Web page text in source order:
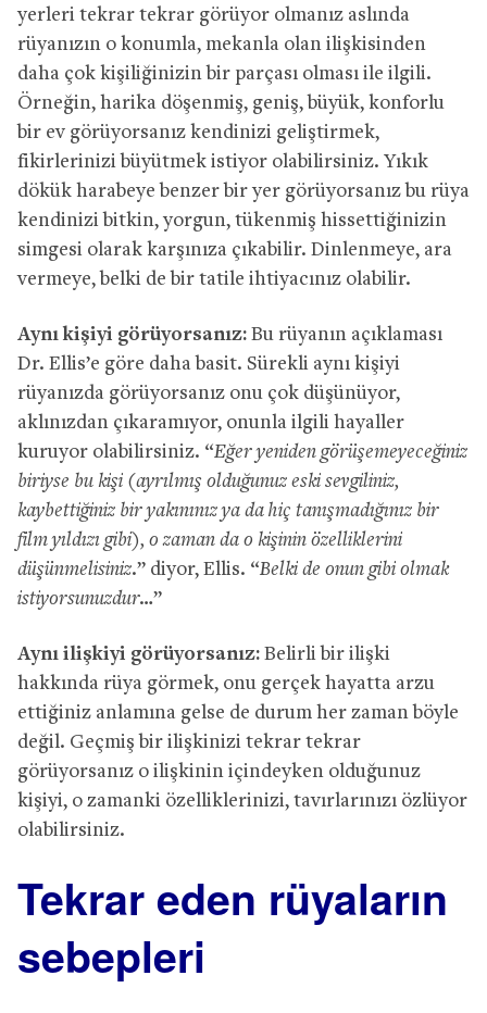
yerleri tekrar tekrar görüyor olmanız aslında
rüyanızın o konumla, mekanla olan ilişkisinden
daha çok kişiliğinizin bir parçası olması ile ilgili.
Örneğin, harika döşenmiş, geniş, büyük, konforlu
bir ev görüyorsanız kendinizi geliştirmek,
fikirlerinizi büyütmek istiyor olabilirsiniz. Yıkık
dökük harabeye benzer bir yer görüyorsanız bu rüya
kendinizi bitkin, yorgun, tükenmiş hissettiğinizin
simgesi olarak karşınıza çıkabilir. Dinlenmeye, ara
vermeye, belki de bir tatile ihtiyacınız olabilir.
Aynı kişiyi görüyorsanız: Bu rüyanın açıklaması
Dr. Ellis’e göre daha basit. Sürekli aynı kişiyi
rüyanızda görüyorsanız onu çok düşünüyor,
aklınızdan çıkaramıyor, onunla ilgili hayaller
kuruyor olabilirsiniz. “Eğer yeniden görüşemeyeceğiniz
biriyse bu kişi (ayrılmış olduğunuz eski sevgiliniz,
kaybettiğiniz bir yakınınız ya da hiç tanışmadığınız bir
film yıldızı gibi), o zaman da o kişinin özelliklerini
düşünmelisiniz.” diyor, Ellis. “Belki de onun gibi olmak
istiyorsunuzdur…”
Aynı ilişkiyi görüyorsanız: Belirli bir ilişki
hakkında rüya görmek, onu gerçek hayatta arzu
ettiğiniz anlamına gelse de durum her zaman böyle
değil. Geçmiş bir ilişkinizi tekrar tekrar
görüyorsanız o ilişkinin içindeyken olduğunuz
kişiyi, o zamanki özelliklerinizi, tavırlarınızı özlüyor
olabilirsiniz.
Tekrar eden rüyaların
sebepleri